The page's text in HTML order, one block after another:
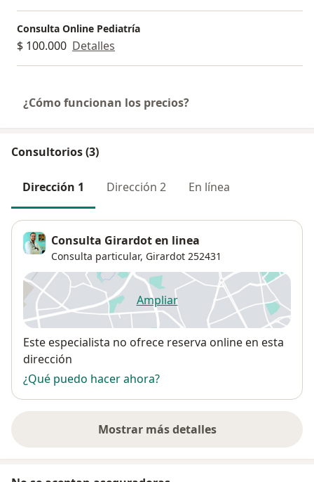
Consulta Online Pediatría
$ 100.000 Detalles
¿Cómo funcionan los precios?
Consultorios (3)
Dirección 1 Dirección 2 En línea
Consulta Girardot en linea
Consulta particular, Girardot 252431
Ampliarse abre en una nueva
Disponibilidad
Este especialista no ofrece reserva online en esta
dirección
¿Qué puedo hacer ahora?
Mostrar más detalles
sobre la dirección